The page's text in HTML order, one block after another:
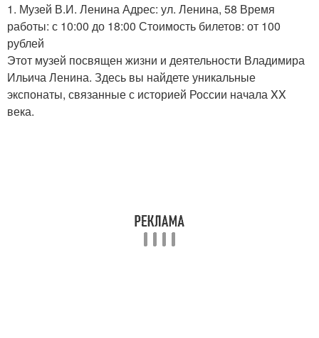
1. Музей В.И. Ленина Адрес: ул. Ленина, 58 Время
работы: с 10:00 до 18:00 Стоимость билетов: от 100
рублей
Этот музей посвящен жизни и деятельности Владимира
Ильича Ленина. Здесь вы найдете уникальные
экспонаты, связанные с историей России начала XX
века.